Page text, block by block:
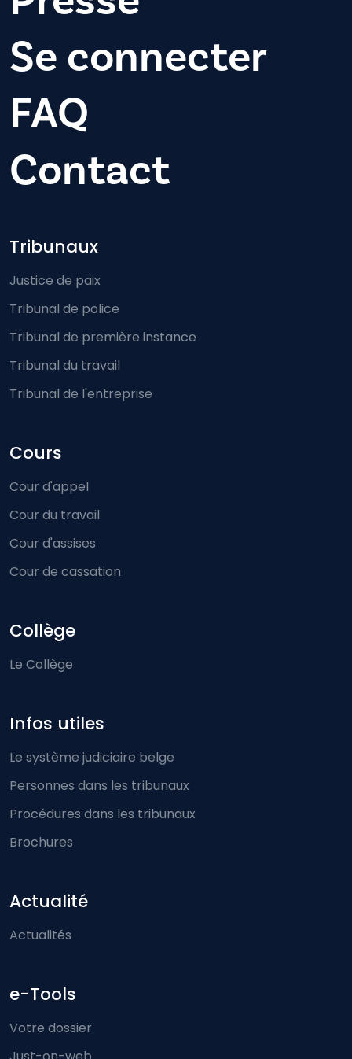
Se connecter
FAQ
Contact
Footer-menu
Tribunaux
Justice de paix
Tribunal de police
Tribunal de première instance
Tribunal du travail
Tribunal de l'entreprise
Cours
Cour d'appel
Cour du travail
Cour d'assises
Cour de cassation
Collège
Le Collège
Infos utiles
Le système judiciaire belge
Personnes dans les tribunaux
Procédures dans les tribunaux
Brochures
Actualité
Actualités
e-Tools
Votre dossier